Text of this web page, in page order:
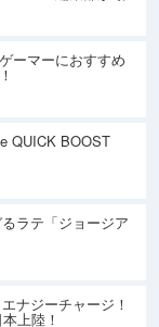
ーマーにおすすめ
QUICK BOOST
ラテ「ジョージア
ナジーチャージ！
上陸！